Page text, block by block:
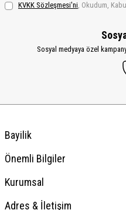
KVKK Sözleşmesi'ni, Okudum,
Sosyal medyaya özel
Bayilik
Önemli Bilgiler
Kurumsal
Adres & İletişim